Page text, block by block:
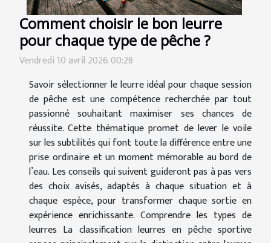
Comment choisir le bon leurre
pour chaque type de pêche ?
Vendredi 10 avril 2026 00:28
Savoir sélectionner le leurre idéal pour chaque session
de pêche est une compétence recherchée par tout
passionné souhaitant maximiser ses chances de
réussite. Cette thématique promet de lever le voile
sur les subtilités qui font toute la différence entre une
prise ordinaire et un moment mémorable au bord de
l’eau. Les conseils qui suivent guideront pas à pas vers
des choix avisés, adaptés à chaque situation et à
chaque espèce, pour transformer chaque sortie en
expérience enrichissante. Comprendre les types de
leurres La classification leurres en pêche sportive